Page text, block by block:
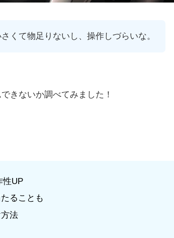
くて物足りないし、操作しづらいな。
きないか調べてみました！
性UP
ることも
法